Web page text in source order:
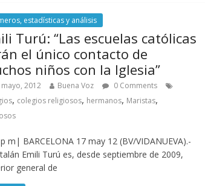
estadísticas y análisis
Turú: “Las escuelas católicas
el único contacto de
niños con la Iglesia”
mayo, 2012 Buena Voz
0 Comments
, colegios religiosos, hermanos, Maristas,
m| BARCELONA 17 may 12 (BV/VIDANUEVA).-
Emili Turú es, desde septiembre de 2009,
general de